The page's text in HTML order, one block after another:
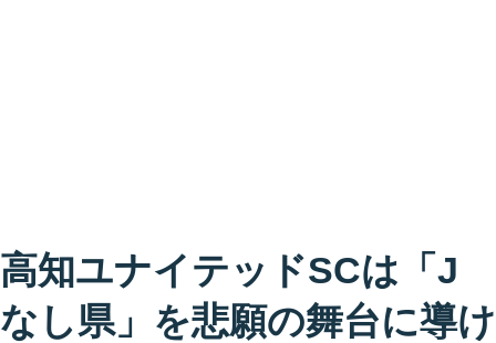
高知ユナイテッドSCは「J
なし県」を悲願の舞台に導け